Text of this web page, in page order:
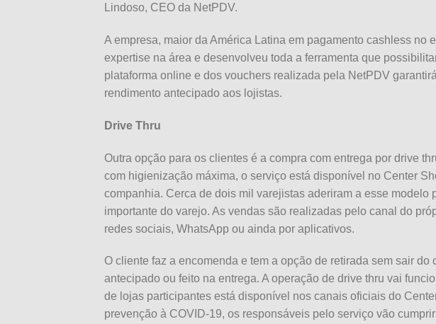
Lindoso, CEO da NetPDV.
A empresa, maior da América Latina em pagamento cashless no
expertise na área e desenvolveu toda a ferramenta que
plataforma online e dos vouchers realizada pela NetPDV
rendimento antecipado aos lojistas.
Drive Thru
Outra opção para os clientes é a compra com entrega por drive
com higienização máxima, o serviço está disponível no Center
companhia. Cerca de dois mil varejistas aderiram a esse modelo
importante do varejo. As vendas são realizadas pelo canal do
redes sociais, WhatsApp ou ainda por aplicativos.
O cliente faz a encomenda e tem a opção de retirada sem sair
antecipado ou feito na entrega. A operação de drive thru vai
de lojas participantes está disponível nos canais oficiais do
prevenção à COVID-19, os responsáveis pelo serviço vão